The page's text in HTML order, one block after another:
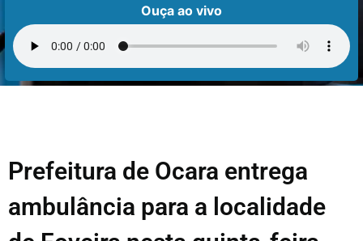
Ouça ao vivo
Prefeitura de Ocara entrega
ambulância para a localidade